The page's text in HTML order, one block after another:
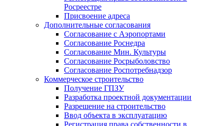
Росреестре
Присвоение адреса
Дополнительные согласования
Согласование с Аэропортами
Согласование Роснедра
Согласование Мин. Культуры
Согласование Росрыболовство
Согласование Роспотребнадзор
Коммерческое строительство
Получение ГПЗУ
Разработка проектной документации
Разрешение на строительство
Ввод объекта в эксплуатацию
Регистрация права собственности в